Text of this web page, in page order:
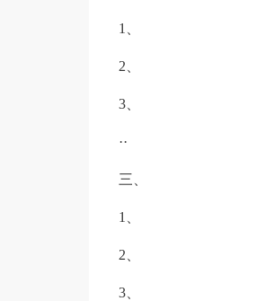
1、
2、
3、
··
三、
1、
2、
3、